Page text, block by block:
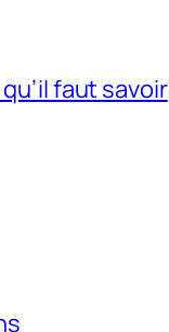
faut savoir